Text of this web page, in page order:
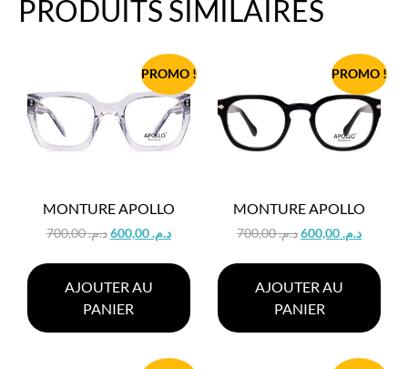
PRODUITS SIMILAIRES
PROMO !
MONTURE APOLLO
د.م.700,00 د.م.600,00
AJOUTER AU
PANIER
PROMO !
MONTURE APOLLO
د.م.700,00 د.م.600,00
AJOUTER AU
PANIER